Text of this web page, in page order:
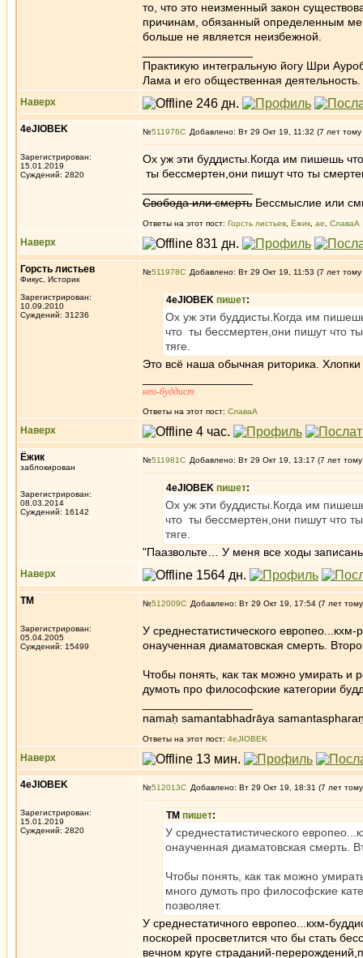
то, что это неизменный закон
причинам, обязанный определенным
больше не является неизбежной.
Практикую интегральную йогу Шри
Лама и его общественная деятельность.
Наверх
4eJIOBEK
Зарегистрирован:
15.01.2019
Суждений: 2820
№511976 Добавлено: Вт 29 Окт 19, 11:32 (7 лет тому
Ох уж эти буддисты.Когда им пишешь
ты бессмертен,они пишут что ты
Свобода или смерть Бессмыслие или
Ответы на этот пост: Горсть листьев Ёжик ae СлаваА
Наверх
Горсть листьев
Фикус, Историк
Зарегистрирован:
10.09.2010
Суждений: 31236
№511978 Добавлено: Вт 29 Окт 19, 11:53 (7 лет тому
4eJIOBEK пишет:
Ох уж эти буддисты.Когда им
что ты бессмертен,они пишут что
тяге.
Это всё наша обычная риторика.
нео-буддист
Ответы на этот пост: СлаваА
Наверх
Ёжик
заблокирован
Зарегистрирован:
08.03.2014
Суждений: 16142
№511981 Добавлено: Вт 29 Окт 19, 13:17 (7 лет
4eJIOBEK пишет:
Ох уж эти буддисты.Когда им
что ты бессмертен,они пишут что
тяге.
"Паазвольте… У меня все ходы
Наверх
ТМ
Зарегистрирован:
05.04.2005
Суждений: 15499
№512009 Добавлено: Вт 29 Окт 19, 17:54 (7 лет
У среднестатистического
онаученная диаматовская смерть.
Чтобы понять, как так можно умирать и
думоть про философские категории
namaḥ samantabhadrāya
Ответы на этот пост: 4eJIOBEK
Наверх
4eJIOBEK
Зарегистрирован:
15.01.2019
Суждений: 2820
№512013 Добавлено: Вт 29 Окт 19, 18:31 (7 лет
ТМ пишет:
У среднестатистического
онаученная диаматовская смерть.
Чтобы понять, как так можно
много думоть про философские
позволяет.
У среднестатичного европео...кхм-
поскорей просветлится что бы стать
вечном круге страданий-